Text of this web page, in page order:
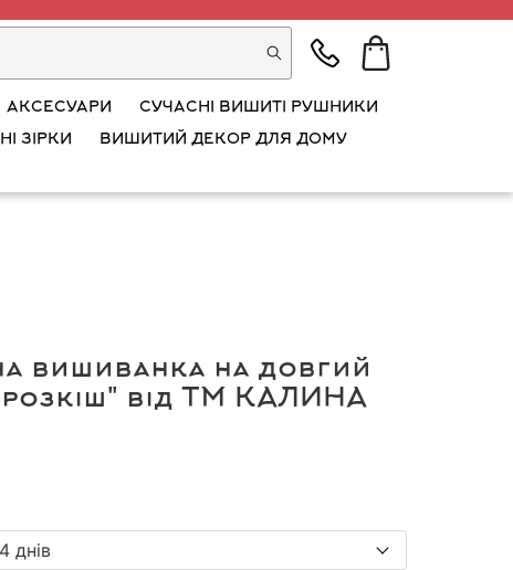
АКСЕСУАРИ
СУЧАСНІ ВИШИТІ РУШНИКИ
ЗІРКИ
ВИШИТИЙ ДЕКОР ДЛЯ ДОМУ
вишиванка на довгий
розкіш" від ТМ КАЛИНА